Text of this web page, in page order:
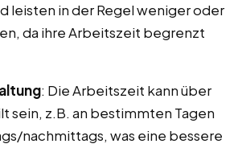
leisten in der Regel weniger oder
da ihre Arbeitszeit begrenzt
: Die Arbeitszeit kann über
sein, z.B. an bestimmten Tagen
nachmittags, was eine bessere